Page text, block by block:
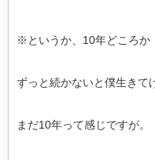
※というか、10年どころか
ずっと続かないと僕生きて
まだ10年って感じですが。